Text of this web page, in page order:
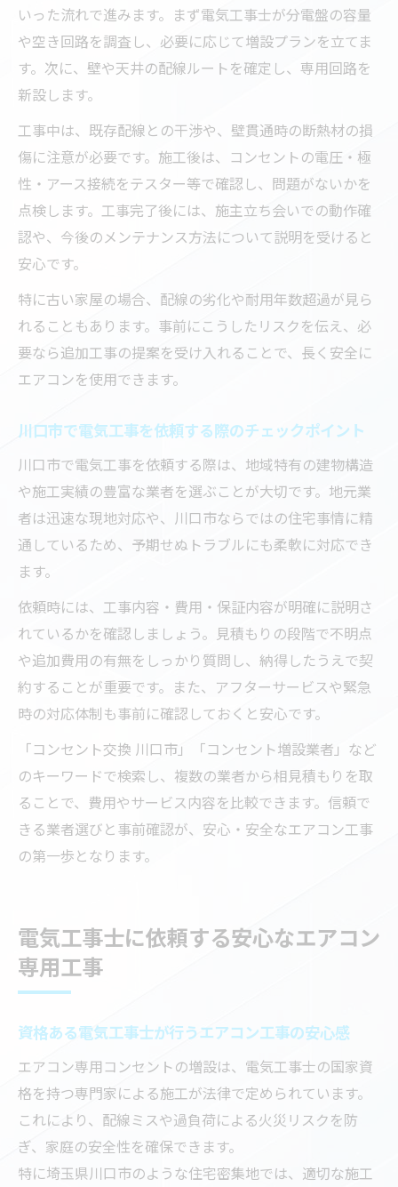
いった流れで進みます。まず電気工事士が分電盤の容量
や空き回路を調査し、必要に応じて増設プランを立てま
す。次に、壁や天井の配線ルートを確定し、専用回路を
新設します。
工事中は、既存配線との干渉や、壁貫通時の断熱材の損
傷に注意が必要です。施工後は、コンセントの電圧・極
性・アース接続をテスター等で確認し、問題がないかを
点検します。工事完了後には、施主立ち会いでの動作確
認や、今後のメンテナンス方法について説明を受けると
安心です。
特に古い家屋の場合、配線の劣化や耐用年数超過が見ら
れることもあります。事前にこうしたリスクを伝え、必
要なら追加工事の提案を受け入れることで、長く安全に
エアコンを使用できます。
川口市で電気工事を依頼する際のチェックポイント
川口市で電気工事を依頼する際は、地域特有の建物構造
や施工実績の豊富な業者を選ぶことが大切です。地元業
者は迅速な現地対応や、川口市ならではの住宅事情に精
通しているため、予期せぬトラブルにも柔軟に対応でき
ます。
依頼時には、工事内容・費用・保証内容が明確に説明さ
れているかを確認しましょう。見積もりの段階で不明点
や追加費用の有無をしっかり質問し、納得したうえで契
約することが重要です。また、アフターサービスや緊急
時の対応体制も事前に確認しておくと安心です。
「コンセント交換 川口市」「コンセント増設業者」など
のキーワードで検索し、複数の業者から相見積もりを取
ることで、費用やサービス内容を比較できます。信頼で
きる業者選びと事前確認が、安心・安全なエアコン工事
の第一歩となります。
電気工事士に依頼する安心なエアコン
専用工事
資格ある電気工事士が行うエアコン工事の安心感
エアコン専用コンセントの増設は、電気工事士の国家資
格を持つ専門家による施工が法律で定められています。
これにより、配線ミスや過負荷による火災リスクを防
ぎ、家庭の安全性を確保できます。
特に埼玉県川口市のような住宅密集地では、適切な施工